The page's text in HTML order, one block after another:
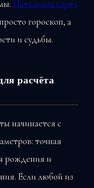
Натальная карта
гороскоп, а
и судьбы.
расчёта
начинается с
точная
рождения и
Если любой из